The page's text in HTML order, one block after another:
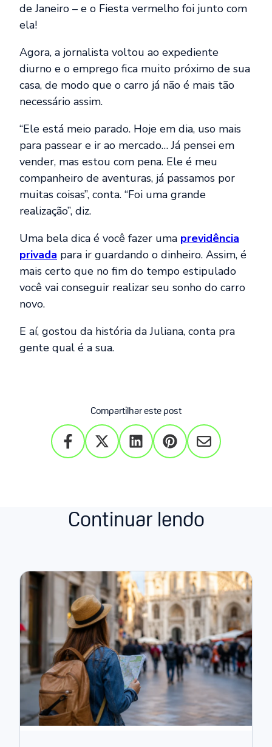
de Janeiro – e o Fiesta vermelho foi junto com
ela!
Agora, a jornalista voltou ao expediente
diurno e o emprego fica muito próximo de sua
casa, de modo que o carro já não é mais tão
necessário assim.
“Ele está meio parado. Hoje em dia, uso mais
para passear e ir ao mercado… Já pensei em
vender, mas estou com pena. Ele é meu
companheiro de aventuras, já passamos por
muitas coisas”, conta. “Foi uma grande
realização”, diz.
Uma bela dica é você fazer uma previdência
privada para ir guardando o dinheiro. Assim, é
mais certo que no fim do tempo estipulado
você vai conseguir realizar seu sonho do carro
novo.
E aí, gostou da história da Juliana, conta pra
gente qual é a sua.
Compartilhar este post
Continuar lendo